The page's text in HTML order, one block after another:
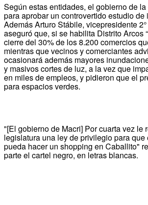
Según estas entidades, el gobierno de
para aprobar un controvertido estudio de
Además Arturo Stábile, vicepresidente
aseguró que, si se habilita Distrito Arcos
cierre del 30% de los 8.200 comercios
mientras que vecinos y comerciantes
ocasionará además mayores
y masivos cortes de luz, a la vez que
en miles de empleos, y pidieron que el
para espacios verdes.
"[El gobierno de Macri] Por cuarta vez le
legislatura una ley de privilegio para que
pueda hacer un shopping en Caballito"
parte el cartel negro, en letras blancas.